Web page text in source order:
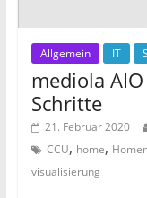
Allgemein IT
mediola AIO
Schritte
21. Februar 2020
CCU, home,
visualisierung